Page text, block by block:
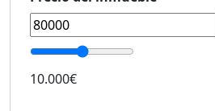
10.000€